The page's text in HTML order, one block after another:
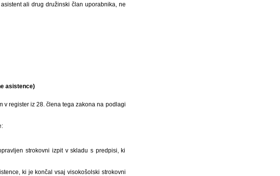
ali drug družinski član uporabnika, ne
asistence)
v register iz 28. člena tega zakona na podlagi
strokovni izpit v skladu s predpisi, ki
ki je končal vsaj visokošolski strokovni